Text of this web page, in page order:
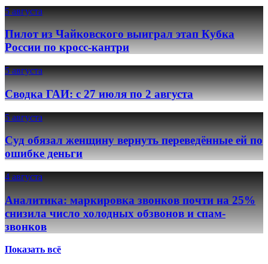
5 августа
Пилот из Чайковского выиграл этап Кубка
России по кросс-кантри
5 августа
Сводка ГАИ: с 27 июля по 2 августа
5 августа
Суд обязал женщину вернуть переведённые ей по
ошибке деньги
4 августа
Аналитика: маркировка звонков почти на 25%
снизила число холодных обзвонов и спам-
звонков
Показать всё